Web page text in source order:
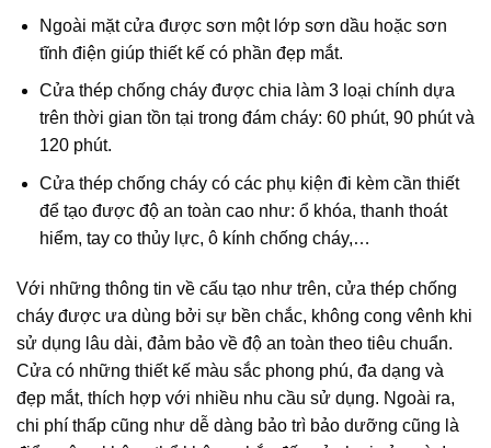
Ngoài mặt cửa được sơn một lớp sơn dầu hoặc sơn
tĩnh điện giúp thiết kế có phần đẹp mắt.
Cửa thép chống cháy được chia làm 3 loại chính dựa
trên thời gian tồn tại trong đám cháy: 60 phút, 90 phút và
120 phút.
Cửa thép chống cháy có các phụ kiện đi kèm cần thiết
để tạo được độ an toàn cao như: ổ khóa, thanh thoát
hiểm, tay co thủy lực, ô kính chống cháy,…
Với những thông tin về cấu tạo như trên, cửa thép chống
cháy được ưa dùng bởi sự bền chắc, không cong vênh khi
sử dụng lâu dài, đảm bảo về độ an toàn theo tiêu chuẩn.
Cửa có những thiết kế màu sắc phong phú, đa dạng và
đẹp mắt, thích hợp với nhiều nhu cầu sử dụng. Ngoài ra,
chi phí thấp cũng như dễ dàng bảo trì bảo dưỡng cũng là